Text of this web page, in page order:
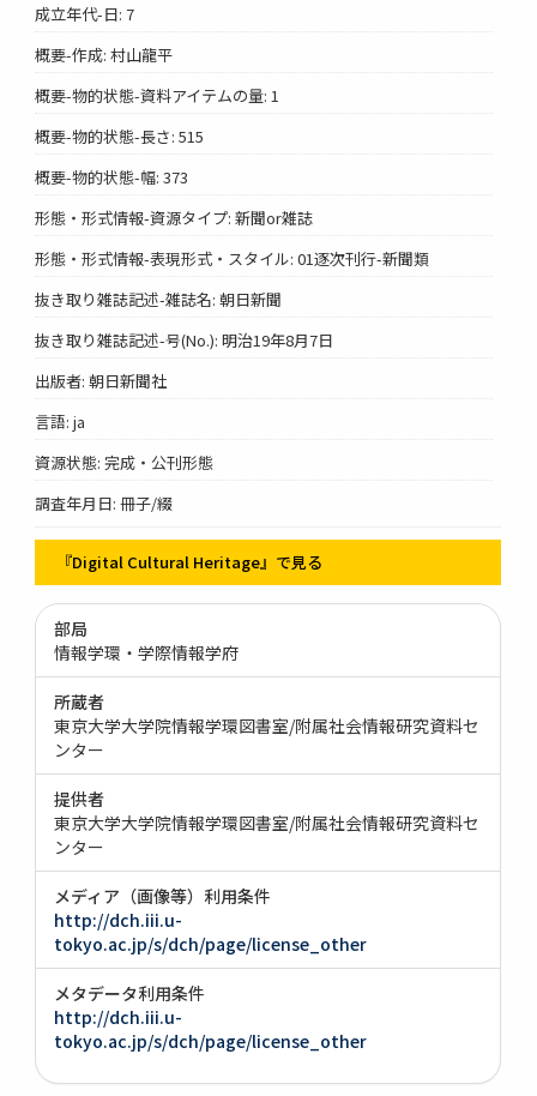
成立年代-日: 7
概要-作成: 村山龍平
概要-物的状態-資料アイテムの量: 1
概要-物的状態-長さ: 515
概要-物的状態-幅: 373
形態・形式情報-資源タイプ: 新聞or雑誌
形態・形式情報-表現形式・スタイル: 01逐次刊行-新聞類
抜き取り雑誌記述-雑誌名: 朝日新聞
抜き取り雑誌記述-号(No.): 明治19年8月7日
出版者: 朝日新聞社
言語: ja
資源状態: 完成・公刊形態
調査年月日: 冊子/綴
『Digital Cultural Heritage』で見る
部局
情報学環・学際情報学府
所蔵者
東京大学大学院情報学環図書室/附属社会情報研究資料セ
ンター
提供者
東京大学大学院情報学環図書室/附属社会情報研究資料セ
ンター
メディア（画像等）利用条件
http://dch.iii.u-
tokyo.ac.jp/s/dch/page/license_other
メタデータ利用条件
http://dch.iii.u-
tokyo.ac.jp/s/dch/page/license_other